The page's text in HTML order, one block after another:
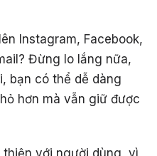
Instagram, Facebook,
Đừng lo lắng nữa,
bạn có thể dễ dàng
hơn mà vẫn giữ được